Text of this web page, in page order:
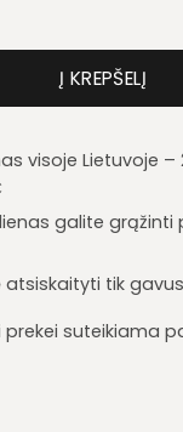
Delgado
Į KREPŠELĮ
visoje Lietuvoje
galite grąžinti
atsiskaityti tik
prekei suteikiama